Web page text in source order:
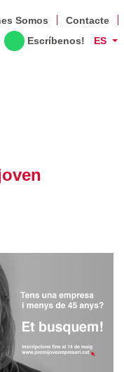
Somos
Contacte
Escríbenos! ES